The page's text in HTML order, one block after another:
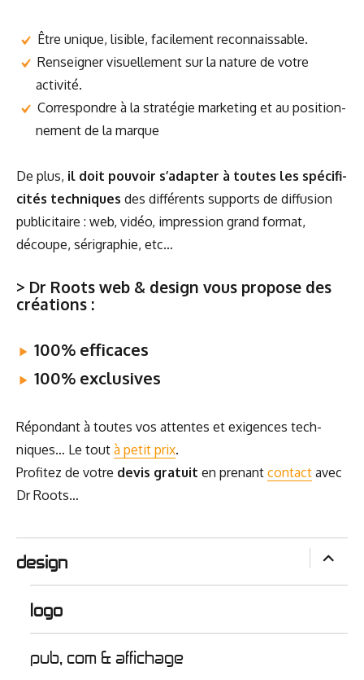
Être unique, lisible, faci­le­ment reconnaissable.
Ren­sei­gner visuel­le­ment sur la nature de votre
activité.
Cor­res­pondre à la stra­té­gie mar­ke­ting et au posi­tion­
ne­ment de la marque
De plus, il doit pou­voir s’a­dap­ter à toutes les spé­ci­fi­
ci­tés tech­niques des dif­fé­rents sup­ports de dif­fu­sion
publi­ci­taire : web, vidéo, impres­sion grand for­mat,
découpe, séri­gra­phie, etc…
> Dr Roots web & design vous propose des
créations :
100% effi­caces
100% exclu­sives
Répon­dant à toutes vos attentes et exi­gences tech­
niques… Le toutà petit prix.
Pro­fi­tez de votre devis gra­tuit en pre­nantcontact avec
Dr Roots…
design
ouvrir
le
logo
pub, com & affichage